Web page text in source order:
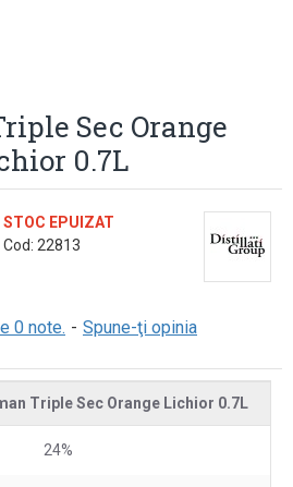
Sec Orange
0.7L
0 note. - Spune-ţi opinia
STOC EPUIZAT
Cod: 22813
Triple Sec Orange Lichior 0.7L
24%